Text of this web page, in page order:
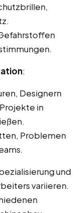
:
Designern
in
Problemen
und
variieren.